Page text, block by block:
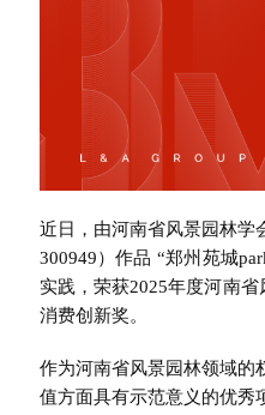
近日，由河南省风景园林学
300949）作品 “郑州苑城
实践，荣获2025年度河南
消费创新奖。
作为河南省风景园林领域的
值方面具有示范意义的优秀